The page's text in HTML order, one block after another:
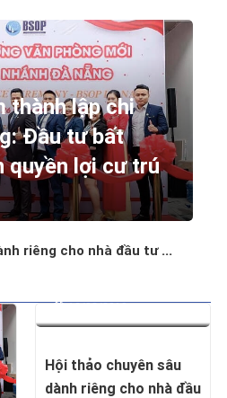
thành lập chi
Đầu tư bất
quyền lợi cư trú
riêng cho nhà đầu tư ...
12/03/2019
Hội thảo chuyên sâu
dành riêng cho nhà đầu